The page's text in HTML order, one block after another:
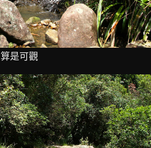
算是可觀